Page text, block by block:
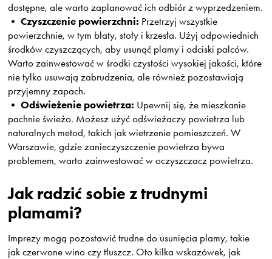
dostępne, ale warto zaplanować ich odbiór z wyprzedzeniem.
•Czyszczenie powierzchni: Przetrzyj wszystkie
powierzchnie, w tym blaty, stoły i krzesła. Użyj odpowiednich
środków czyszczących, aby usunąć plamy i odciski palców.
Warto zainwestować w środki czystości wysokiej jakości, które
nie tylko usuwają zabrudzenia, ale również pozostawiają
przyjemny zapach.
•Odświeżenie powietrza: Upewnij się, że mieszkanie
pachnie świeżo. Możesz użyć odświeżaczy powietrza lub
naturalnych metod, takich jak wietrzenie pomieszczeń. W
Warszawie, gdzie zanieczyszczenie powietrza bywa
problemem, warto zainwestować w oczyszczacz powietrza.
Jak radzić sobie z trudnymi
plamami?
Imprezy mogą pozostawić trudne do usunięcia plamy, takie
jak czerwone wino czy tłuszcz. Oto kilka wskazówek, jak